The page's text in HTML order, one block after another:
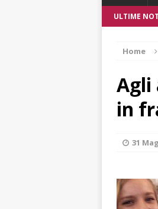
ULTIME
Home
Agli
in
31